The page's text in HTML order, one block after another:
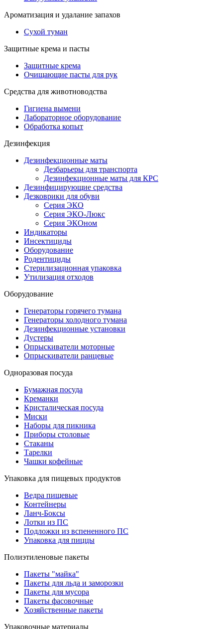
Ароматизация и удалание запахов
Сухой туман
Защитные крема и пасты
Защитные крема
Очищающие пасты для рук
Средства для животноводства
Гигиена вымени
Лабораторное оборудование
Обработка копыт
Дезинфекция
Дезинфекционные маты
Дезбарьеры для транспорта
Дезинфекционные маты для КРС
Дезинфицирующие средства
Дезковрики для обуви
Серия ЭКО
Серия ЭКО-Люкс
Серия ЭКОном
Индикаторы
Инсектициды
Оборудование
Родентициды
Стерилизационная упаковка
Утилизация отходов
Оборудование
Генераторы горячего тумана
Генераторы холодного тумана
Дезинфекционные установки
Дустеры
Опрыскиватели моторные
Опрыскиватели ранцевые
Одноразовая посуда
Бумажная посуда
Креманки
Кристалическая посуда
Миски
Наборы для пикника
Приборы столовые
Стаканы
Тарелки
Чашки кофейные
Упаковка для пищевых продуктов
Ведра пищевые
Контейнеры
Ланч-Боксы
Лотки из ПС
Подложки из вспененного ПС
Упаковка для пиццы
Полиэтиленовые пакеты
Пакеты "майка"
Пакеты для льда и заморозки
Пакеты для мусора
Пакеты фасовочные
Хозяйственные пакеты
Упаковочные материалы